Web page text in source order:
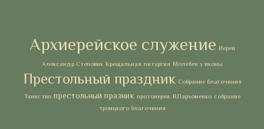
Архиерейское служение Иерей
Александр Степовик Крещальная литургия Молебен у иконы
Престольный праздник Собрание благочиния
Таинство престольный празник протоиереи. В.Пархоменко собрание
троицкого благочиния